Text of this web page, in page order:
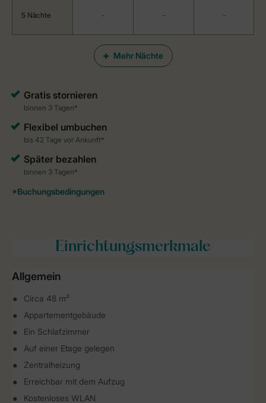
Mehr Nächte
5 Nächte - - -
Einrichtungsmerkmale
Allgemein
Circa 48 m²
Appartementgebäude
Ein Schlafzimmer
Auf einer Etage gelegen
Zentralheizung
Erreichbar mit dem Aufzug
Kostenloses WLAN